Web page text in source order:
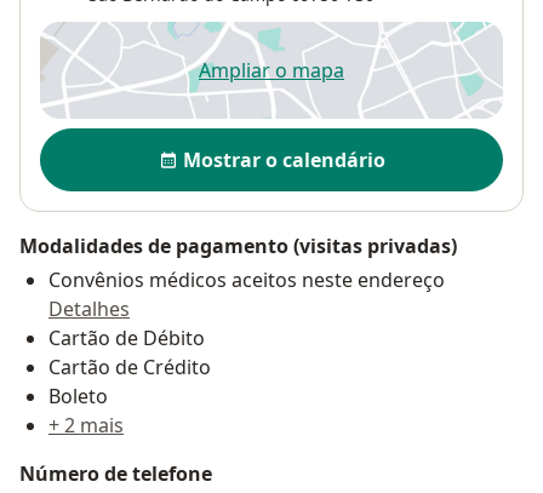
Ampliar o mapaabre num novo separador
Disponibilidade
Mostrar o calendário
Modalidades de pagamento (visitas privadas)
Convênios médicos aceitos neste endereço
Detalhes
Cartão de Débito
Cartão de Crédito
Boleto
+ 2 mais
Número de telefone